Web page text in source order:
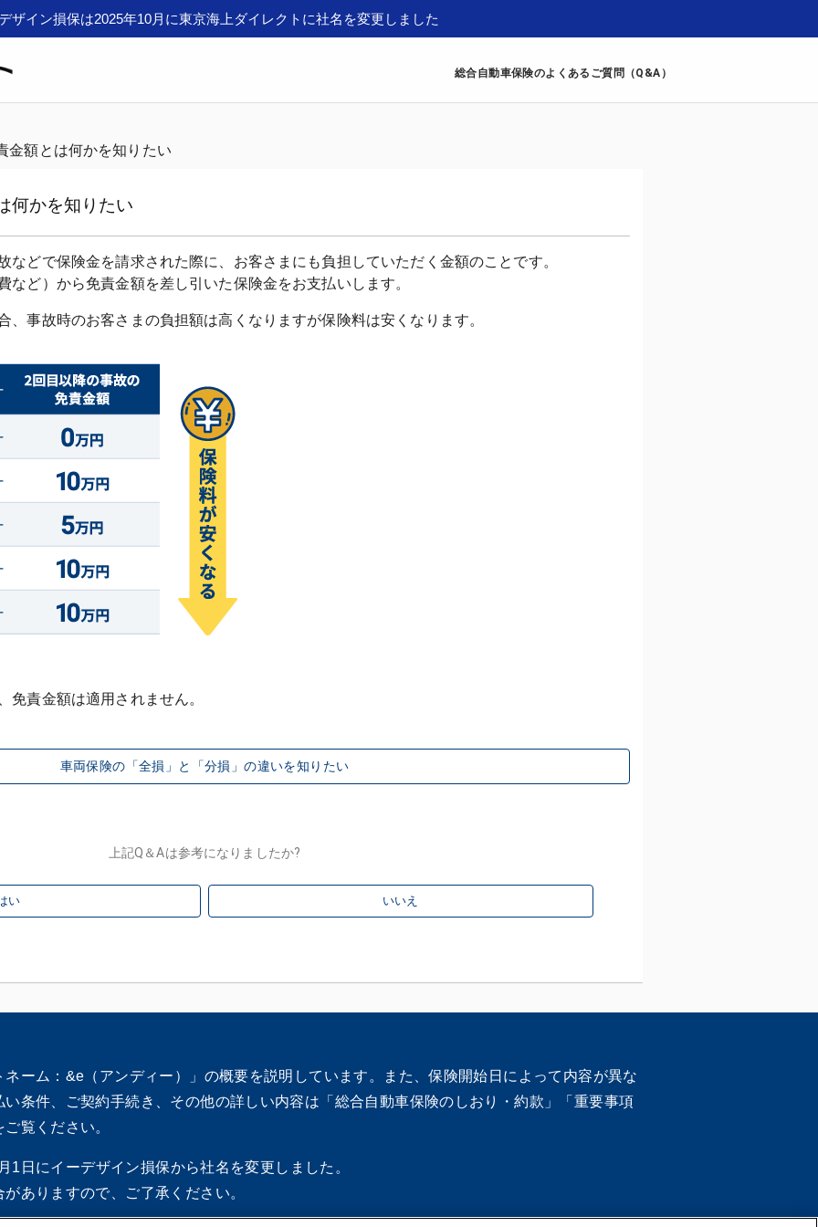
ザイン損保は2025年10月に東京海上ダイレクトに社名を変更しました
総合自動車保険のよくあるご質問（Q&A）
金額とは何かを知りたい
何かを知りたい
などで保険金を請求された際に、お客さまにも負担していただく金額のことです。
車両保険の「全損」と「分損」の違いを知りたい
上記Q＆Aは参考になりましたか?
い いいえ
ーム：&e（アンディー）」の概要を説明しています。また、保険開始日によって内容が異な
条件、ご契約手続き、その他の詳しい内容は「総合自動車保険のしおり・約款」「重要事項
覧ください。
日にイーデザイン損保から社名を変更しました。
ありますので、ご了承ください。